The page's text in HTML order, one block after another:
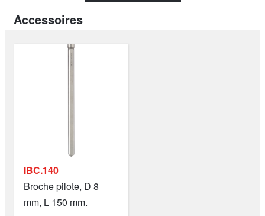
Accessoires
IBC.140
Broche pilote, D 8
mm, L 150 mm.